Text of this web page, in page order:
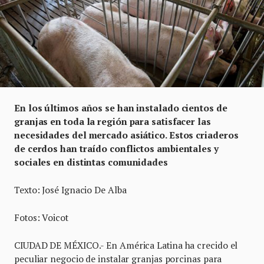
En los últimos años se han instalado cientos de
granjas en toda la región para satisfacer las
necesidades del mercado asiático. Estos criaderos
de cerdos han traído conflictos ambientales y
sociales en distintas comunidades
Texto: José Ignacio De Alba
Fotos: Voicot
CIUDAD DE MÉXICO.- En América Latina ha crecido el
peculiar negocio de instalar granjas porcinas para